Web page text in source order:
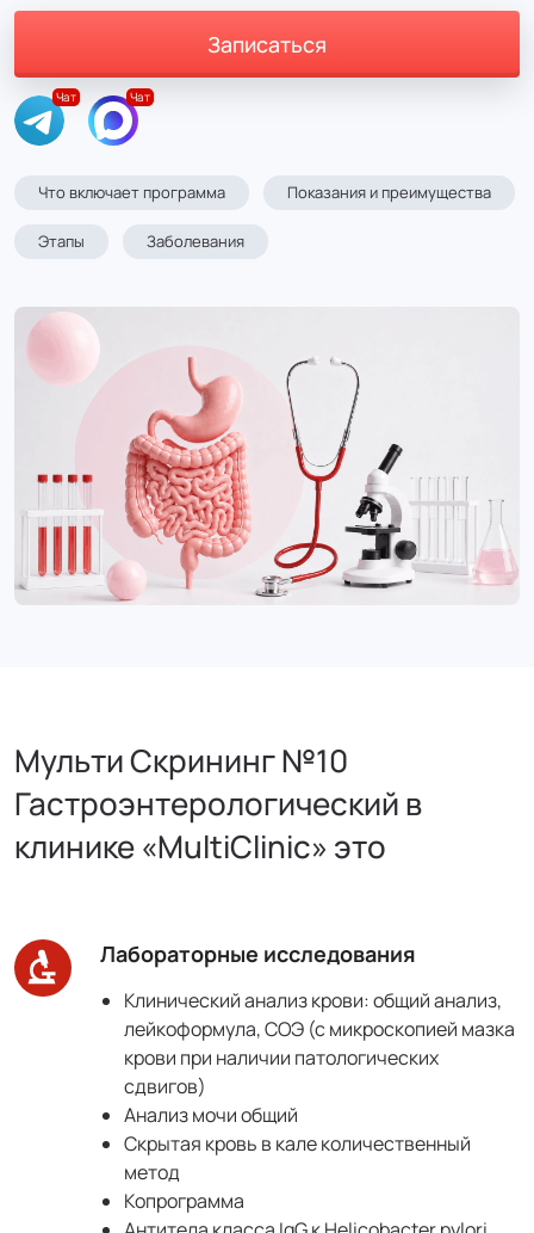
Записаться
Что включает программа Показания и преимущества
Этапы Заболевания
Мульти Скрининг №10
Гастроэнтерологический в
клинике «MultiClinic» это
Лабораторные исследования
Клинический анализ крови: общий анализ,
лейкоформула, СОЭ (с микроскопией мазка
крови при наличии патологических
сдвигов)
Анализ мочи общий
Скрытая кровь в кале количественный
метод
Копрограмма